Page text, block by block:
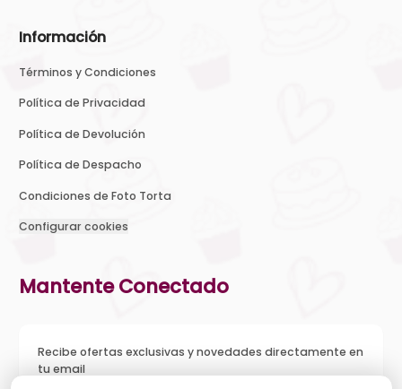
Información
Términos y Condiciones
Política de Privacidad
Política de Devolución
Política de Despacho
Condiciones de Foto Torta
Configurar cookies
Mantente Conectado
Recibe ofertas exclusivas y novedades directamente en
tu email